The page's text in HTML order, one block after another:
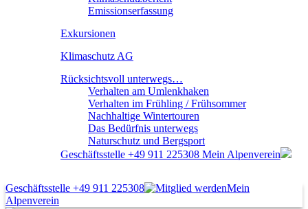
Emissionserfassung
Exkursionen
Klimaschutz AG
Rücksichtsvoll unterwegs…
Verhalten am Umlenkhaken
Verhalten im Frühling / Frühsommer
Nachhaltige Wintertouren
Das Bedürfnis unterwegs
Naturschutz und Bergsport
Geschäftsstelle +49 911 225308 Mein Alpenverein
Geschäftsstelle +49 911 225308
Mein
Alpenverein